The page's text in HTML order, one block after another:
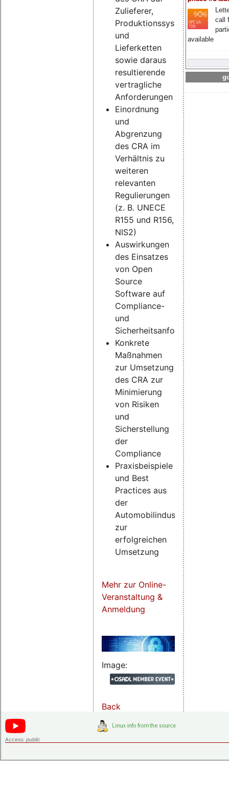
call
available
Zulieferer,
Produktionssysteme
und
Lieferketten
sowie daraus
resultierende
vertragliche
Anforderungen
Einordnung
und
Abgrenzung
des CRA im
Verhältnis zu
weiteren
relevanten
Regulierungen
(z. B. UNECE
R155 und R156,
NIS2)
Auswirkungen
des Einsatzes
von Open
Source
Software auf
Compliance-
und
Sicherheitsanforderungen
Konkrete
Maßnahmen
zur Umsetzung
des CRA zur
Minimierung
von Risiken
und
Sicherstellung
der
Compliance
Praxisbeispiele
und Best
Practices aus
der
Automobilindustrie
zur
erfolgreichen
Umsetzung
Mehr zur Online-
Veranstaltung &
Anmeldung
Image:
Back
Access: public